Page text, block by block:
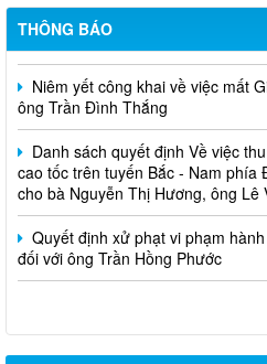
THÔNG BÁO
Cuộc thi trực tuyến tìm hiểu pháp
Niêm yết công khai về việc mất
ông Trần Đình Thắng
Danh sách quyết định Về việc
cao tốc trên tuyến Bắc - Nam phía
cho bà Nguyễn Thị Hương, ông Lê
Quyết định xử phạt vi phạm
đối với ông Trần Hồng Phước